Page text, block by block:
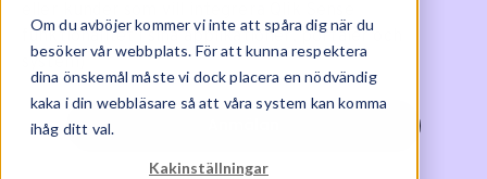
Om du avböjer kommer vi inte att spåra dig när du
besöker vår webbplats. För att kunna respektera
dina önskemål måste vi dock placera en nödvändig
kaka i din webbläsare så att våra system kan komma
ihåg ditt val.
Kakinställningar
funktionalitet i sina applikationer, portaler och
system)